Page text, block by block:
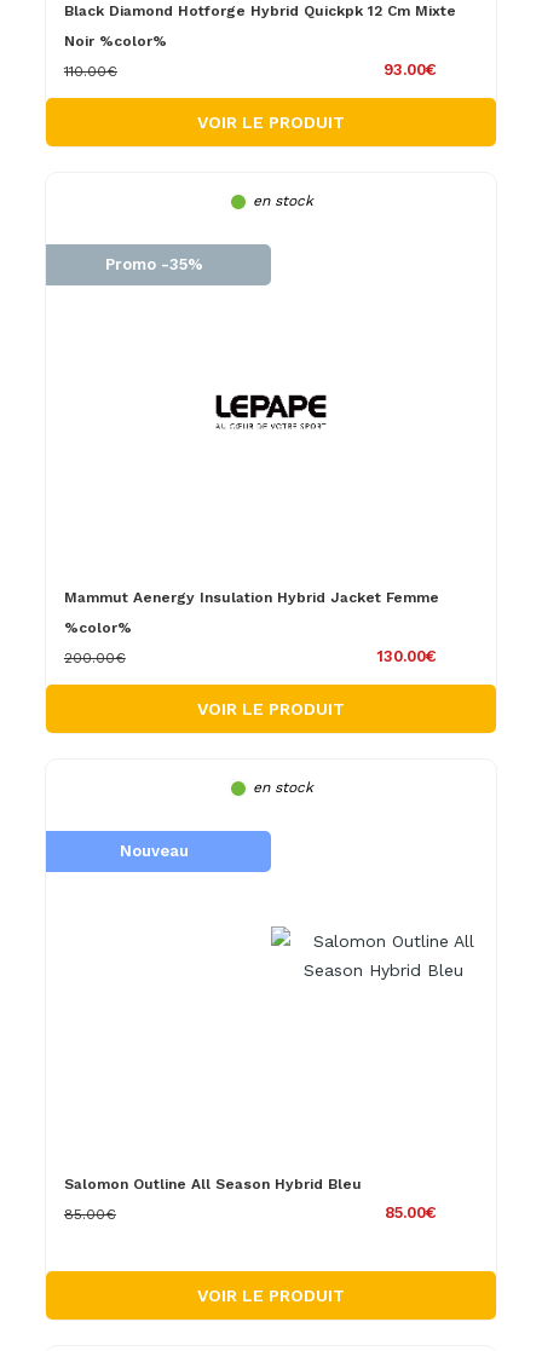
Black Diamond Hotforge Hybrid Quickpk 12 Cm Mixte
Noir %color%
93.00€
110.00€
VOIR LE PRODUIT
en stock
Promo -35%
Mammut Aenergy Insulation Hybrid Jacket Femme
%color%
130.00€
200.00€
VOIR LE PRODUIT
en stock
Nouveau
Salomon Outline All Season Hybrid Bleu
85.00€
85.00€
VOIR LE PRODUIT